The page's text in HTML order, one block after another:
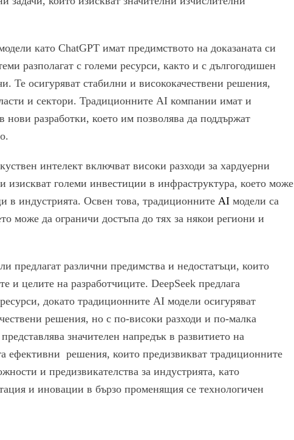
като ChatGPT имат предимството на доказаната си
разполагат с големи ресурси, както и с дългогодишен
Те осигуряват стабилни и висококачествени решения,
и сектори. Традиционните AI компании имат и
нови разработки, което им позволява да поддържат
интелект включват високи разходи за хардуерни
изискват големи инвестиции в инфраструктура, което може
в индустрията. Освен това, традиционните AI модели са
може да ограничи достъпа до тях за някои региони и
предлагат различни предимства и недостатъци, които
и целите на разработчиците. DeepSeek предлага
докато традиционните AI модели осигуряват
решения, но с по-високи разходи и по-малка
значителен напредък в развитието на
ефективни решения, които предизвикват традиционните
и предизвикателства за индустрията, като
и иновации в бързо променящия се технологичен